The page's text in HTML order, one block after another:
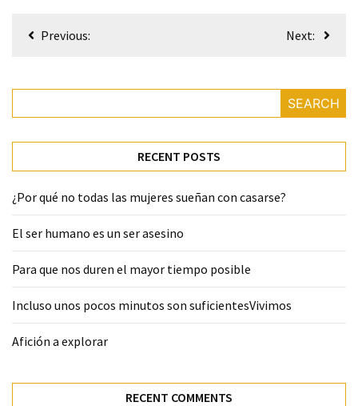
PostPrevious: Next:
SEARCH
RECENT POSTS
¿Por qué no todas las mujeres sueñan con casarse?
El ser humano es un ser asesino
Para que nos duren el mayor tiempo posible
Incluso unos pocos minutos son suficientesVivimos
Afición a explorar
RECENT COMMENTS